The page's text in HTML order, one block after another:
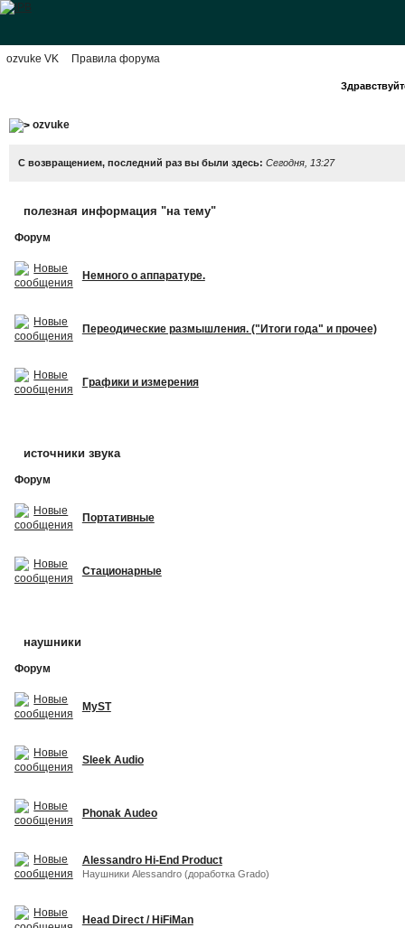
ozvuke VK Правила форума
ozvuke
С возвращением, последний раз вы были здесь: Сегодня, 13:27
полезная информация "на тему"
Форум
Немного о аппаратуре.
Переодические размышления. ("Итоги года" и прочее)
Графики и измерения
источники звука
Форум
Портативные
Стационарные
наушники
Форум
MyST
Sleek Audio
Phonak Audeo
Alessandro Hi-End Product
Наушники Alessandro (доработка Grado)
Head Direct / HiFiMan